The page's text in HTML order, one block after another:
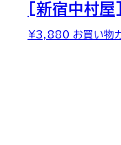
[新宿中村屋
¥3,880 お買い物